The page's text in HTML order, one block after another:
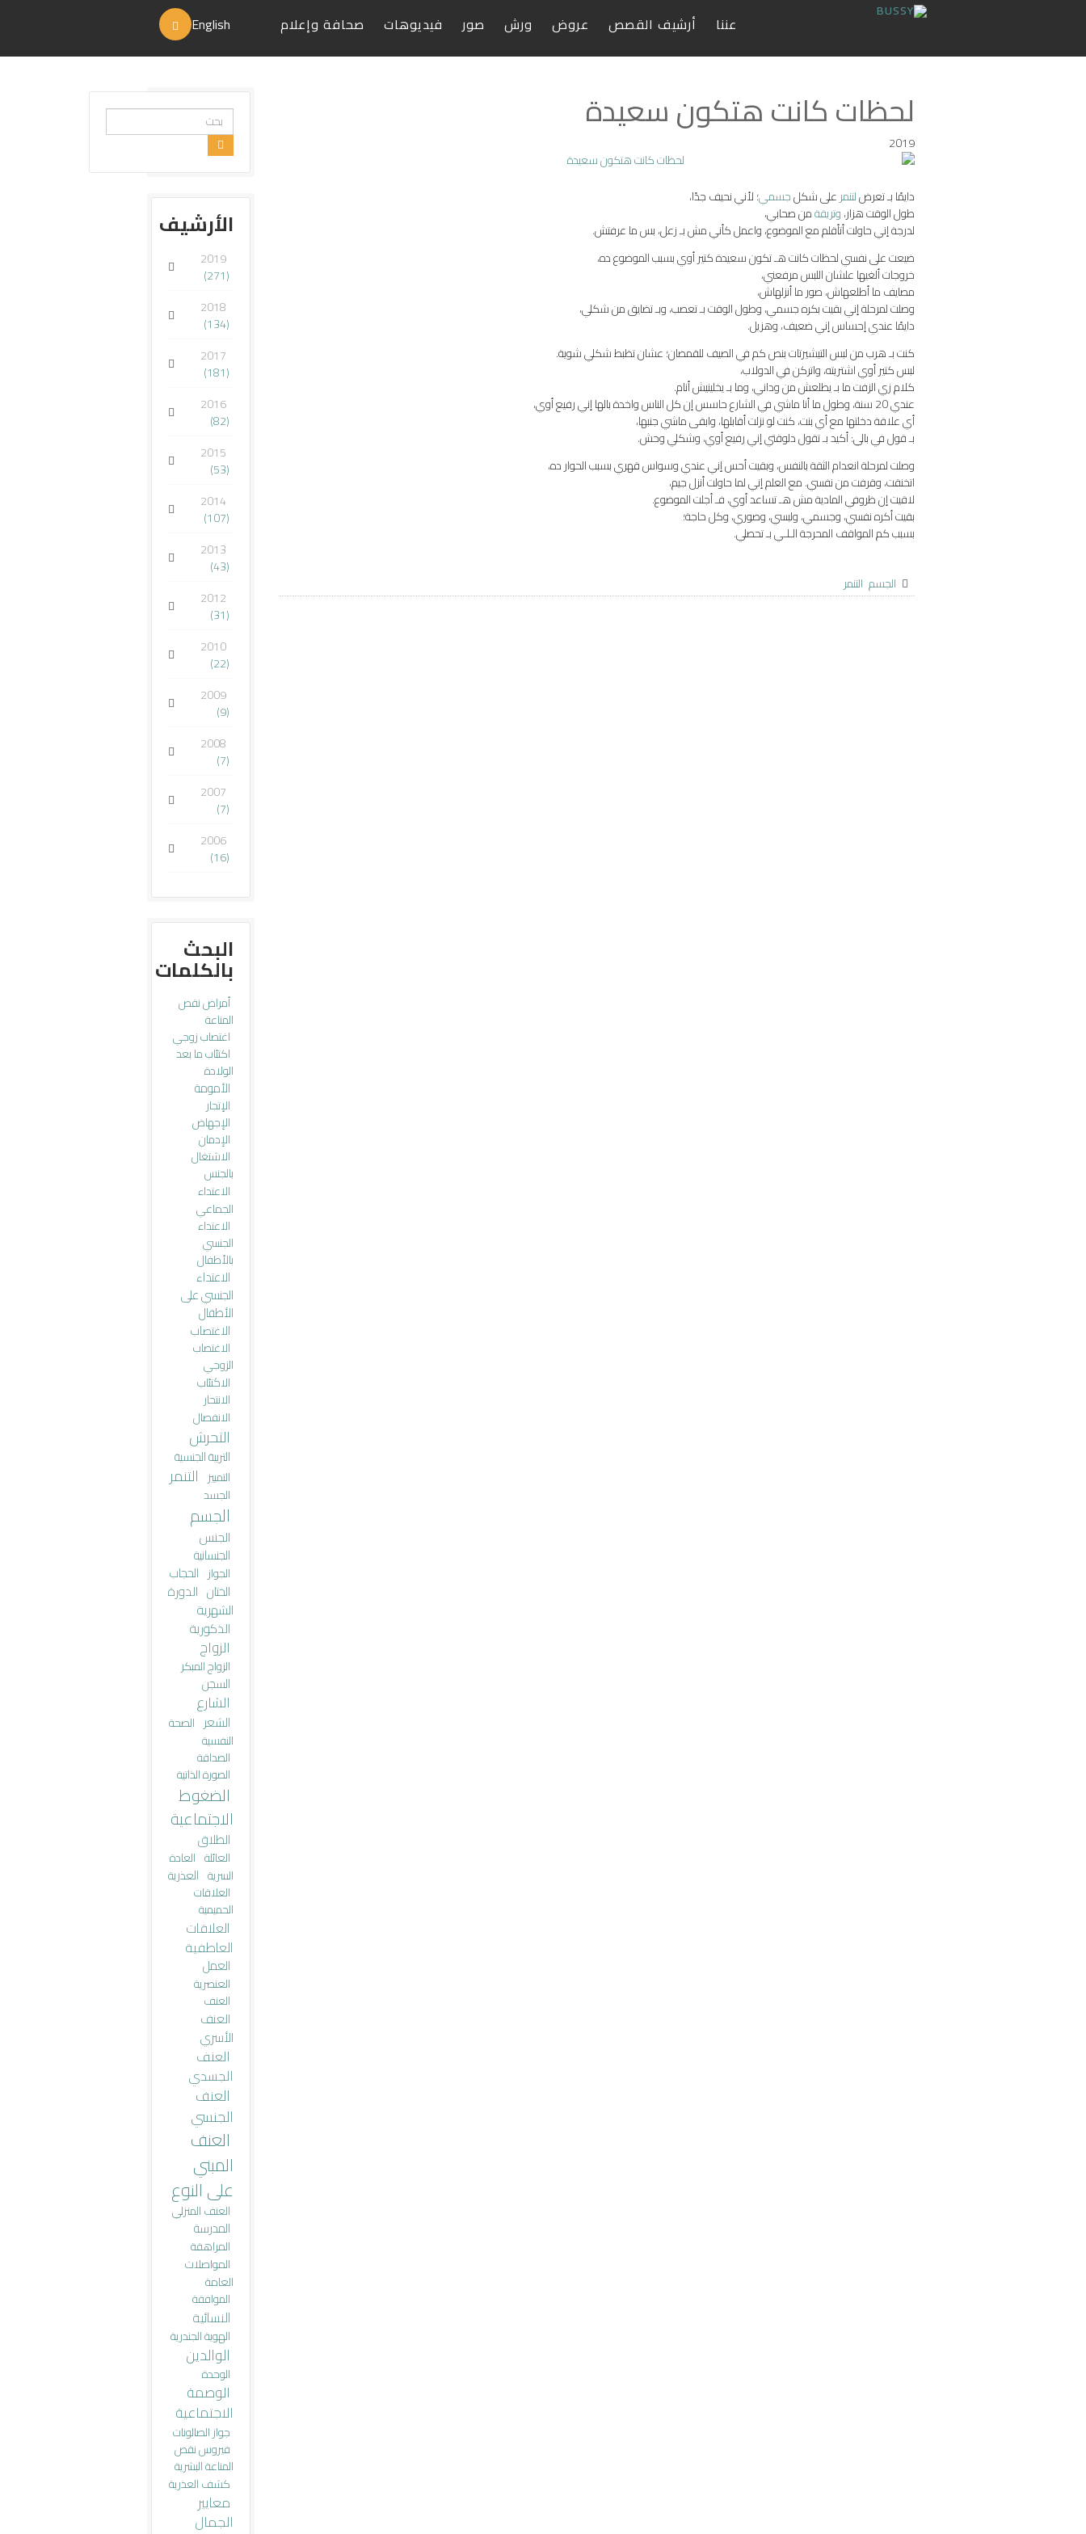
English عننا أرشيف القصص عروض ورش صور فيديوهات صحافة وإعلام
لحظات كانت هتكون سعيدة
2019
دايمًا بـ تعرضلتنمرعلى شكلجسمي؛ لأني نحيف جدًا،
طول الوقت هزار،وتريقةمن صحابي،
لدرجة إني حاولت أتأقلم مع الموضوع، واعمل كأني مش بـ زعل، بس ما عرفتش.
ضيعت على نفسي لحظات كانت هـ تكون سعيدة كتير أوي بسبب الموضوع ده،
خروجات ألغيها علشان اللبس مرفعني،
مصايف ما أطلعهاش، صور ما أنزلهاش،
وصلت لمرحلة إني بقيت بكره جسمي، وطول الوقت بـ تعصب، وبـ تضايق من شكلي،
دايمًا عندي إحساس إني ضعيف، وهزيل.
كنت بـ هرب من لبس التيشيرتات بنص كم في الصيف للقمصان؛ عشان تظبط شكلي شوية.
لبس كتير أوي اشتريته، واتركن في الدولاب،
كلام زي الزفت ما بـ يطلعش من وداني، وما بـ يخلينيش أنام.
عندي 20 سنة، وطول ما أنا ماشي في الشارع حاسس إن كل الناس واخدة بالها إني رفيع أوي،
أي علاقة دخلتها مع أي بنت، كنت لو نزلت أقابلها، وابقى ماشي جنبها،
بـ قول في بالي: أكيد بـ تقول دلوقتي إني رفيع أوي، وشكلي وحش.
وصلت لمرحلة انعدام الثقة بالنفس، وبقيت أحس إني عندي وسواس قهري بسبب الحوار ده،
اتخنقت، وقرفت من نفسي. مع العلم إني لما حاولت أنزل جيم،
لاقيت إن ظروفي المادية مش هـ تساعد أوي، فـ أجلت الموضوع.
بقيت أكره نفسي، وجسمي، ولبسي، وصوري، وكل حاجة؛
بسبب كم المواقف المحرجة الـلـي بـ تحصلي.
الجسم التنمر
البحث...
الأرشيف
2019
(271)
2018
(134)
2017
(181)
2016
(82)
2015
(53)
2014
(107)
2013
(43)
2012
(31)
2010
(22)
2009
(9)
2008
(7)
2007
(7)
2006
(16)
البحث
بالكلمات
أمراض نقص
المناعة
اغتصاب زوجي
اكتئاب ما بعد
الولادة
الأمومة
الإتجار
الإجهاض
الإدمان
الاشتغال
بالجنس
الاعتداء
الجماعي
الاعتداء
الجنسي
بالأطفال
الاعتداء
الجنسي على
الأطفال
الاغتصاب
الاغتصاب
الزوجي
الاكتئاب
الانتحار
الانفصال
التحرش
التربية الجنسية
التمييز التنمر
الجسد
الجسم
الجنس
الجنسانية
الجواز الحجاب
الختان الدورة
الشهرية
الذكورية
الزواج
الزواج المبكر
السجن
الشارع
الشعر الصحة
النفسية
الصداقة
الصورة الذاتية
الضغوط
الاجتماعية
الطلاق
العائلة العادة
السرية العذرية
العلاقات
الحميمية
العلاقات
العاطفية
العمل
العنصرية
العنف
العنف
الأسري
العنف
الجسدي
العنف
الجنسي
العنف
المبني
على النوع
العنف المنزلي
المدرسة
المراهقة
المواصلات
العامة
الموافقة
النسائية
الهوية الجندرية
الوالدين
الوحدة
الوصمة
الاجتماعية
جواز الصالونات
فيروس نقص
المناعة البشرية
كشف العذرية
معايير
الجمال